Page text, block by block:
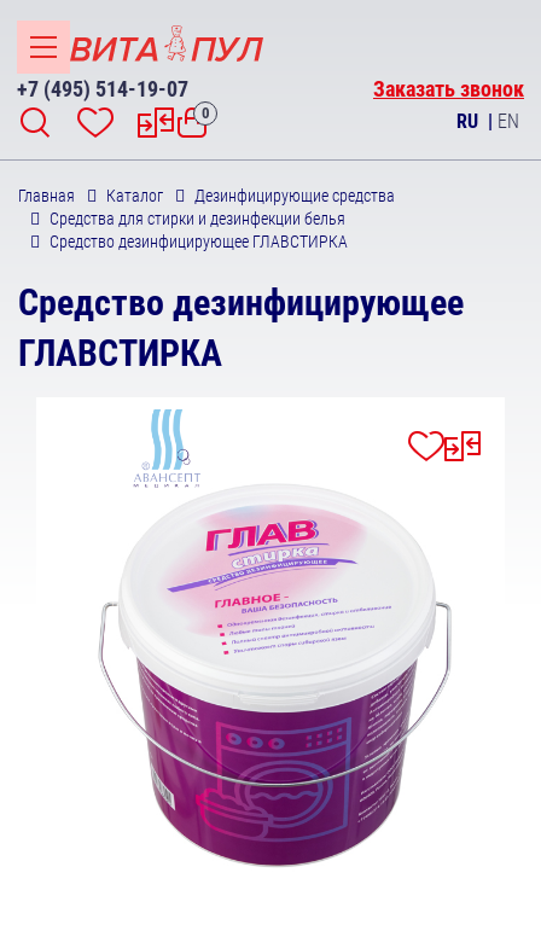
+7 (495) 514-19-07 Заказать звонок
0 RU | EN
Главная Каталог
Дезинфицирующие средства
Средства для стирки и дезинфекции белья
Средство дезинфицирующее ГЛАВСТИРКА
Средство дезинфицирующее
ГЛАВСТИРКА